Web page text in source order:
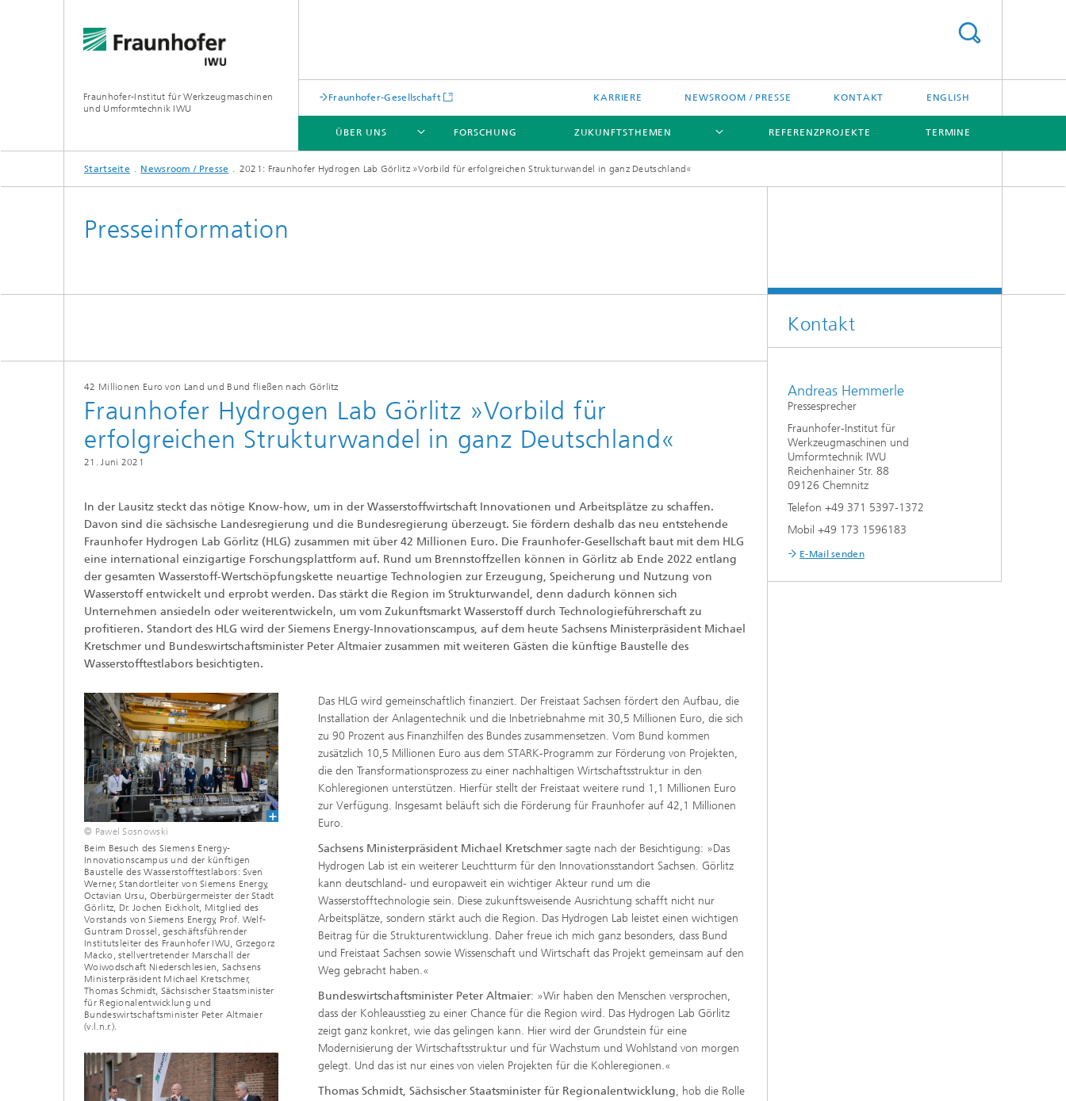
Fraunhofer-Institut für Werkzeugmaschinen
und Umformtechnik IWU
Fraunhofer-Gesellschaft KARRIERE NEWSROOM / PRESSE KONTAKT ENGLISH
ÜBER UNS
ÜBER UNS
FORSCHUNG ZUKUNFTSTHEMEN
ZUKUNFTSTHEMEN
REFERENZPROJEKTE TERMINE
Startseite Newsroom / Presse 2021: Fraunhofer Hydrogen Lab Görlitz »Vorbild für erfolgreichen Strukturwandel in ganz Deutschland«
Presseinformation
42 Millionen Euro von Land und Bund fließen nach Görlitz
Fraunhofer Hydrogen Lab Görlitz »Vorbild für
erfolgreichen Strukturwandel in ganz Deutschland«
21. Juni 2021
In der Lausitz steckt das nötige Know-how, um in der Wasserstoffwirtschaft Innovationen und Arbeitsplätze zu schaffen.
Davon sind die sächsische Landesregierung und die Bundesregierung überzeugt. Sie fördern deshalb das neu entstehende
Fraunhofer Hydrogen Lab Görlitz (HLG) zusammen mit über 42 Millionen Euro. Die Fraunhofer-Gesellschaft baut mit dem HLG
eine international einzigartige Forschungsplattform auf. Rund um Brennstoffzellen können in Görlitz ab Ende 2022 entlang
der gesamten Wasserstoff-Wertschöpfungskette neuartige Technologien zur Erzeugung, Speicherung und Nutzung von
Wasserstoff entwickelt und erprobt werden. Das stärkt die Region im Strukturwandel, denn dadurch können sich
Unternehmen ansiedeln oder weiterentwickeln, um vom Zukunftsmarkt Wasserstoff durch Technologieführerschaft zu
profitieren. Standort des HLG wird der Siemens Energy-Innovationscampus, auf dem heute Sachsens Ministerpräsident Michael
Kretschmer und Bundeswirtschaftsminister Peter Altmaier zusammen mit weiteren Gästen die künftige Baustelle des
Wasserstofftestlabors besichtigten.
© Pawel Sosnowski
Beim Besuch des Siemens Energy-
Innovationscampus und der künftigen
Baustelle des Wasserstofftestlabors: Sven
Werner, Standortleiter von Siemens Energy,
Octavian Ursu, Oberbürgermeister der Stadt
Görlitz, Dr. Jochen Eickholt, Mitglied des
Vorstands von Siemens Energy, Prof. Welf-
Guntram Drossel, geschäftsführender
Institutsleiter des Fraunhofer IWU, Grzegorz
Macko, stellvertretender Marschall der
Woiwodschaft Niederschlesien, Sachsens
Ministerpräsident Michael Kretschmer,
Thomas Schmidt, Sächsischer Staatsminister
für Regionalentwicklung und
Bundeswirtschaftsminister Peter Altmaier
(v.l.n.r.).
Das HLG wird gemeinschaftlich finanziert. Der Freistaat Sachsen fördert den Aufbau, die
Installation der Anlagentechnik und die Inbetriebnahme mit 30,5 Millionen Euro, die sich
zu 90 Prozent aus Finanzhilfen des Bundes zusammensetzen. Vom Bund kommen
zusätzlich 10,5 Millionen Euro aus dem STARK-Programm zur Förderung von Projekten,
die den Transformationsprozess zu einer nachhaltigen Wirtschaftsstruktur in den
Kohleregionen unterstützen. Hierfür stellt der Freistaat weitere rund 1,1 Millionen Euro
zur Verfügung. Insgesamt beläuft sich die Förderung für Fraunhofer auf 42,1 Millionen
Euro.
Sachsens Ministerpräsident Michael Kretschmer sagte nach der Besichtigung: »Das
Hydrogen Lab ist ein weiterer Leuchtturm für den Innovationsstandort Sachsen. Görlitz
kann deutschland- und europaweit ein wichtiger Akteur rund um die
Wasserstofftechnologie sein. Diese zukunftsweisende Ausrichtung schafft nicht nur
Arbeitsplätze, sondern stärkt auch die Region. Das Hydrogen Lab leistet einen wichtigen
Beitrag für die Strukturentwicklung. Daher freue ich mich ganz besonders, dass Bund
und Freistaat Sachsen sowie Wissenschaft und Wirtschaft das Projekt gemeinsam auf den
Weg gebracht haben.«
Bundeswirtschaftsminister Peter Altmaier: »Wir haben den Menschen versprochen,
dass der Kohleausstieg zu einer Chance für die Region wird. Das Hydrogen Lab Görlitz
zeigt ganz konkret, wie das gelingen kann. Hier wird der Grundstein für eine
Modernisierung der Wirtschaftsstruktur und für Wachstum und Wohlstand von morgen
gelegt. Und das ist nur eines von vielen Projekten für die Kohleregionen.«
Thomas Schmidt, Sächsischer Staatsminister für Regionalentwicklung, hob die Rolle
Kontakt
Andreas Hemmerle
Pressesprecher
Fraunhofer-Institut für
Werkzeugmaschinen und
Umformtechnik IWU
Reichenhainer Str. 88
09126 Chemnitz
Telefon +49 371 5397-1372
Mobil +49 173 1596183
E-Mail senden